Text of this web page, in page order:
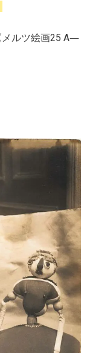
メルツ絵画25 A―